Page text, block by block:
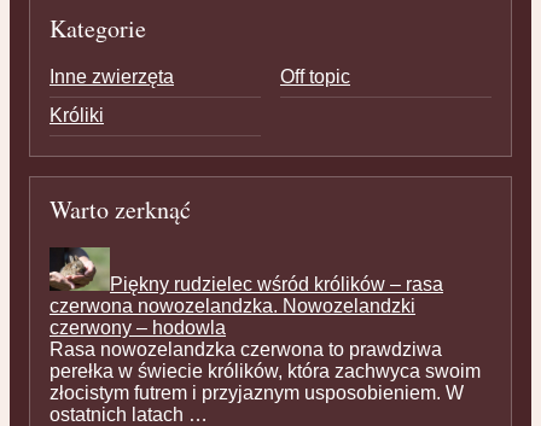
Kategorie
Inne zwierzęta
Króliki
Off topic
Warto zerknąć
Piękny rudzielec wśród królików – rasa
czerwona nowozelandzka. Nowozelandzki
czerwony – hodowla
Rasa nowozelandzka czerwona to prawdziwa
perełka w świecie królików, która zachwyca swoim
złocistym futrem i przyjaznym usposobieniem. W
ostatnich latach …